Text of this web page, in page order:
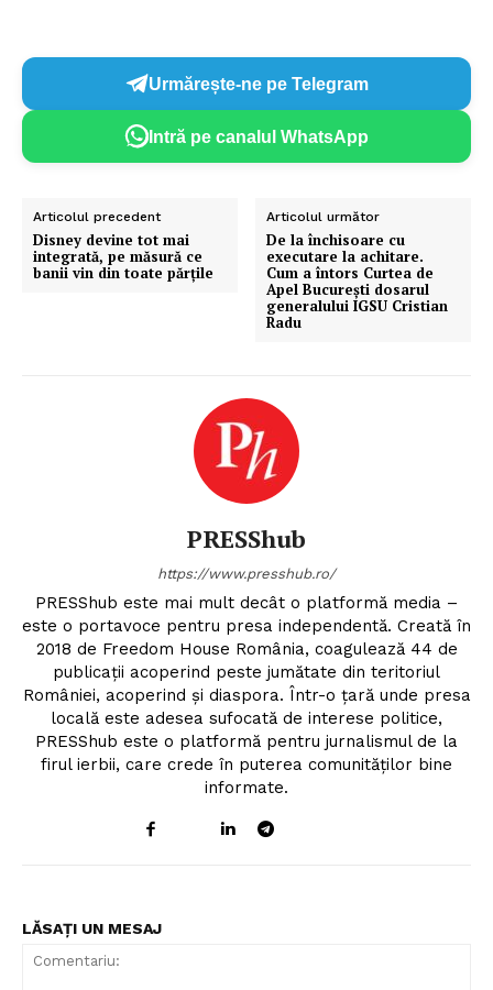
Urmărește-ne pe Telegram
Intră pe canalul WhatsApp
Articolul precedent
Disney devine tot mai
integrată, pe măsură ce
banii vin din toate părțile
Articolul următor
De la închisoare cu
executare la achitare.
Cum a întors Curtea de
Apel București dosarul
generalului IGSU Cristian
Radu
PRESShub
https://www.presshub.ro/
PRESShub este mai mult decât o platformă media –
este o portavoce pentru presa independentă. Creată în
2018 de Freedom House România, coagulează 44 de
publicații acoperind peste jumătate din teritoriul
României, acoperind și diaspora. Într-o țară unde presa
locală este adesea sufocată de interese politice,
PRESShub este o platformă pentru jurnalismul de la
firul ierbii, care crede în puterea comunităților bine
informate.
LĂSAȚI UN MESAJ